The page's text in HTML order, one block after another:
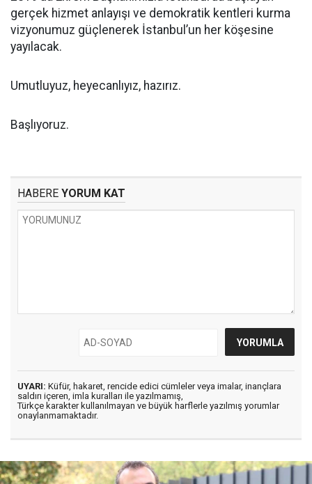
gerçek hizmet anlayışı ve demokratik kentleri kurma
vizyonumuz güçlenerek İstanbul’un her köşesine
yayılacak.
Umutluyuz, heyecanlıyız, hazırız.
Başlıyoruz.
HABERE YORUM KAT
UYARI: Küfür, hakaret, rencide edici cümleler veya imalar, inançlara
saldırı içeren, imla kuralları ile yazılmamış,
Türkçe karakter kullanılmayan ve büyük harflerle yazılmış yorumlar
onaylanmamaktadır.